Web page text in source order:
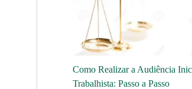
Como Realizar a Audiência
Trabalhista: Passo a Passo